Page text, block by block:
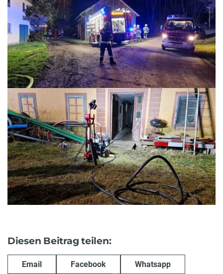
Diesen Beitrag teilen:
Email Facebook Whatsapp